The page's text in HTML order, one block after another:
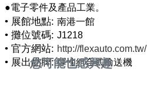
• 展館地點: 南港一館
• 攤位號碼: J1218
• 官方網站: http://flexauto.com.tw/
• 展出品牌:彈性組合式輸送機
您可能也感興趣